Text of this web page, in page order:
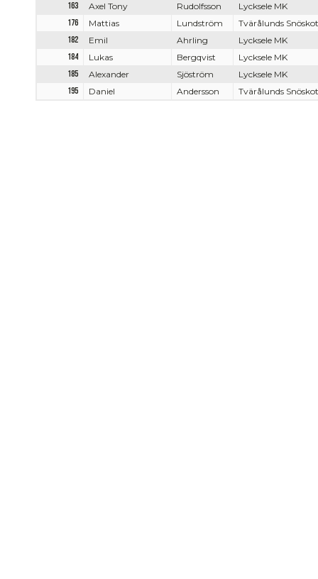
163
Axel Tony Rudolfsson
Lycksele MK
176
Mattias Lundström
Tvärålunds
182
Emil Ahrling
Lycksele MK
184
Lukas Bergqvist
Lycksele MK
185
Alexander Sjöström
Lycksele MK
195
Daniel Andersson Tvärålunds